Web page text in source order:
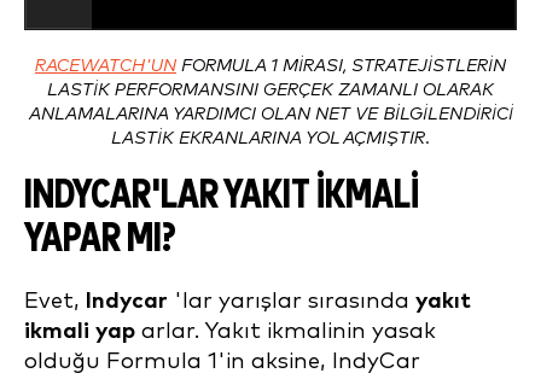
RACEWATCH'UN FORMULA 1 MIRASI, STRATEJISTLERIN
LASTIK PERFORMANSINI GERÇEK ZAMANLI OLARAK
ANLAMALARINA YARDIMCI OLAN NET VE BILGILENDIRICI
LASTIK EKRANLARINA YOL AÇMIŞTIR.
INDYCAR'LAR YAKIT IKMALI
YAPAR MI?
Evet, Indycar 'lar yarışlar sırasında yakıt
ikmali yap arlar. Yakıt ikmalinin yasak
olduğu Formula 1'in aksine, IndyCar